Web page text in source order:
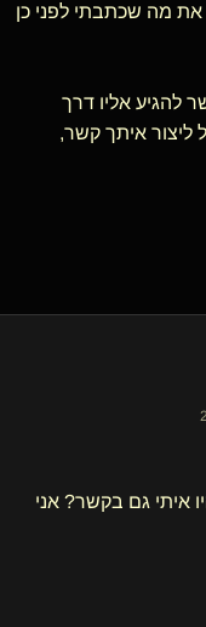
מה שכתבתי לפני כן
להגיע אליו דרך
ליצור איתך קשר,
איתי גם בקשר? אני